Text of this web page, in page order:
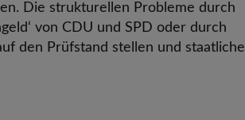
Die strukturellen Probleme durch
von CDU und SPD oder durch
den Prüfstand stellen und staatliche